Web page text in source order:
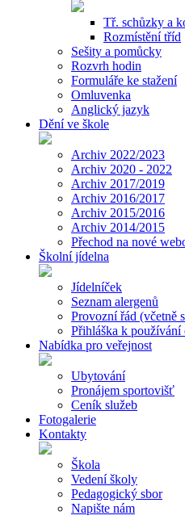
Tř. schůzky a
Rozmístění tříd
Sešity a pomůcky
Rozvrh hodin
Formuláře ke stažení
Omluvenka
Anglický jazyk
Dění ve škole
Archiv 2022/2023
Archiv 2020 - 2022
Archiv 2017/2019
Archiv 2016/2017
Archiv 2015/2016
Archiv 2014/2015
Přechod na nové
Školní jídelna
Jídelníček
Seznam alergenů
Provozní řád (včetně
Přihláška k
Nabídka pro veřejnost
Ubytování
Pronájem sportovišť
Ceník služeb
Fotogalerie
Kontakty
Škola
Vedení školy
Pedagogický sbor
Napište nám